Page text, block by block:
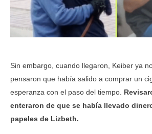
Sin embargo, cuando llegaron, Keiber ya
pensaron que había salido a comprar un
esperanza con el paso del tiempo.
enteraron de que se había llevado
papeles de Lizbeth.